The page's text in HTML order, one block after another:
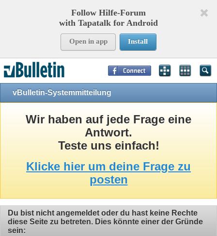
Follow Hilfe-Forum
with Tapatalk for Android
Open in app Install
vBulletin-Systemmitteilung
Wir haben auf jede Frage eine
Antwort.
Teste uns einfach!
Klicke hier um deine Frage zu
posten
Du bist nicht angemeldet oder du hast keine Rechte
diese Seite zu betreten. Dies könnte einer der Gründe
sein:
Page Time:0,08357
Templates:24